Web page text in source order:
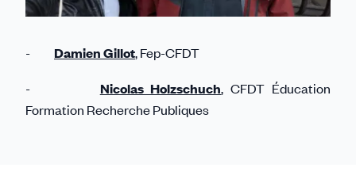
- Damien Gillot, Fep-CFDT
- Nicolas Holzschuch, CFDT Éducation
Formation Recherche Publiques